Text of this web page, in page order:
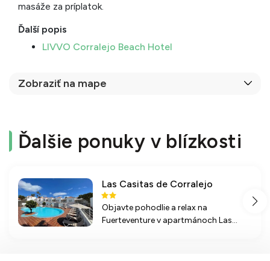
masáže za príplatok.
Ďalší popis
LIVVO Corralejo Beach Hotel
Zobraziť na mape
Ďalšie ponuky v blízkosti
Las Casitas de Corralejo
Objavte pohodlie a relax na
Fuerteventure v apartmánoch Las